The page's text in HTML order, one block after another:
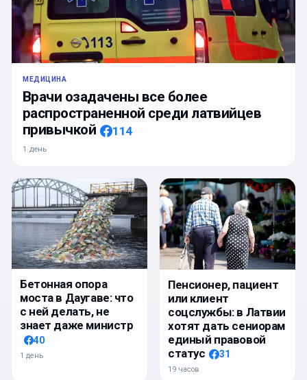
МЕДИЦИНА
Врачи озадачены все более
распространенной среди латвийцев
привычкой
114
1 день
Бетонная опора
моста в Даугаве: что
с ней делать, не
знает даже министр
40
1 день
Пенсионер, пациент
или клиент
соцслужбы: в Латвии
хотят дать сениорам
единый правовой
статус
31
19 часов